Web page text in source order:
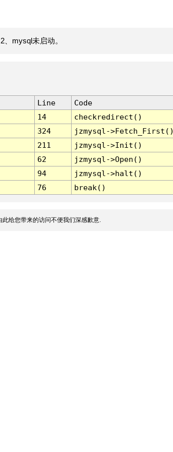
mysql未启动。
Line
Code
14
checkredirect()
324
jzmysql-
211
jzmysql->Init()
62
jzmysql->Open()
94
jzmysql->halt()
76 break()
给您带来的访问不便我们深感歉意.